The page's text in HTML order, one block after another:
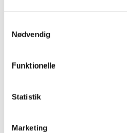
Nødvendig
Funktionelle
Statistik
Marketing
Alle registrerede artikler fordelt
...
...
...